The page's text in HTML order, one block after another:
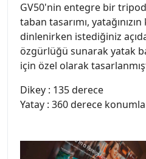
GV50'nin entegre bir
taban tasarımı,
dinlenirken istediğiniz
özgürlüğü sunarak yatak
için özel olarak
Dikey : 135 derece
Yatay : 360 derece